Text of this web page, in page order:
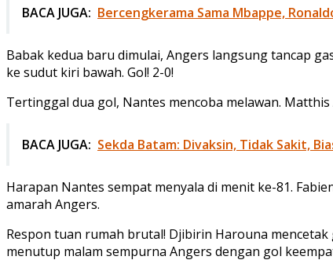
BACA JUGA: Bercengkerama Sama Mbappe,
Babak kedua baru dimulai, Angers langsung tancap
ke sudut kiri bawah. Gol! 2-0!
Tertinggal dua gol, Nantes mencoba melawan.
BACA JUGA: Sekda Batam: Divaksin, Tidak Sakit,
Harapan Nantes sempat menyala di menit ke-81.
amarah Angers.
Respon tuan rumah brutal! Djibirin Harouna
menutup malam sempurna Angers dengan gol